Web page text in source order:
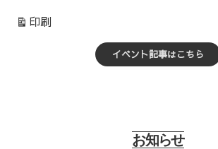
ゴ 印刷表
イベント記事はこちら
お知らせ